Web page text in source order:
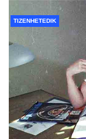
TIZENHETEDIK